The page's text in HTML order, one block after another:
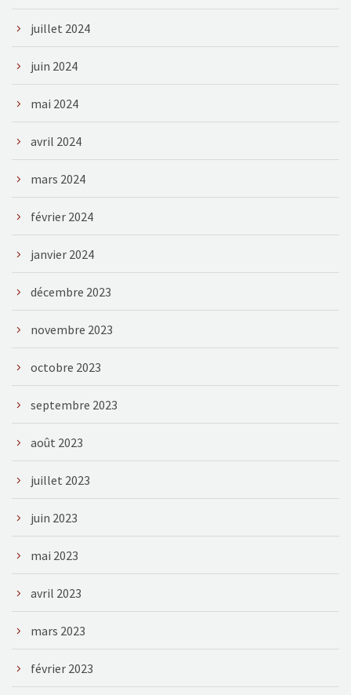
juillet 2024
juin 2024
mai 2024
avril 2024
mars 2024
février 2024
janvier 2024
décembre 2023
novembre 2023
octobre 2023
septembre 2023
août 2023
juillet 2023
juin 2023
mai 2023
avril 2023
mars 2023
février 2023